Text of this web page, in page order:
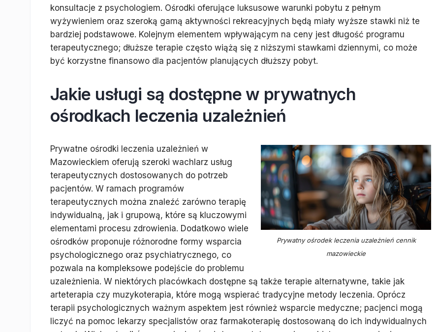
konsultacje z psychologiem. Ośrodki oferujące luksusowe warunki pobytu z pełnym
wyżywieniem oraz szeroką gamą aktywności rekreacyjnych będą miały wyższe stawki niż te
bardziej podstawowe. Kolejnym elementem wpływającym na ceny jest długość programu
terapeutycznego; dłuższe terapie często wiążą się z niższymi stawkami dziennymi, co może
być korzystne finansowo dla pacjentów planujących dłuższy pobyt.
Jakie usługi są dostępne w prywatnych
ośrodkach leczenia uzależnień
Prywatny ośrodek leczenia uzależnień cennik
mazowieckie
Prywatne ośrodki leczenia uzależnień w
Mazowieckiem oferują szeroki wachlarz usług
terapeutycznych dostosowanych do potrzeb
pacjentów. W ramach programów
terapeutycznych można znaleźć zarówno terapię
indywidualną, jak i grupową, które są kluczowymi
elementami procesu zdrowienia. Dodatkowo wiele
ośrodków proponuje różnorodne formy wsparcia
psychologicznego oraz psychiatrycznego, co
pozwala na kompleksowe podejście do problemu
uzależnienia. W niektórych placówkach dostępne są także terapie alternatywne, takie jak
arteterapia czy muzykoterapia, które mogą wspierać tradycyjne metody leczenia. Oprócz
terapii psychologicznych ważnym aspektem jest również wsparcie medyczne; pacjenci mogą
liczyć na pomoc lekarzy specjalistów oraz farmakoterapię dostosowaną do ich indywidualnych